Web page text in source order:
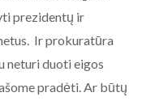
prezidentų ir
Ir prokuratūra
neturi duoti eigos
pradėti. Ar būtų